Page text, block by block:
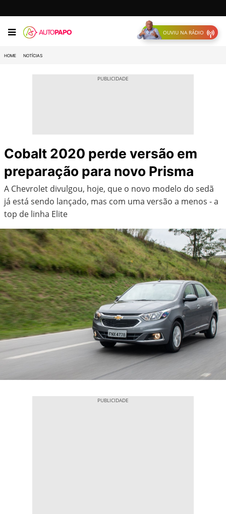
OUVIU NA RÁDIO
HOME NOTÍCIAS
Cobalt 2020 perde versão em
preparação para novo Prisma
A Chevrolet divulgou, hoje, que o novo modelo do sedã
já está sendo lançado, mas com uma versão a menos - a
top de linha Elite